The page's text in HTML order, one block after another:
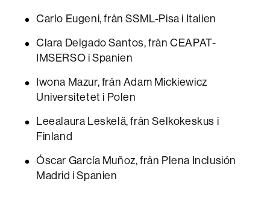
Carlo Eugeni, från SSML-Pisa i Italien
Clara Delgado Santos, från CEAPAT-
IMSERSO i Spanien
Iwona Mazur, från Adam Mickiewicz
Universitetet i Polen
Leealaura Leskelä, från Selkokeskus i
Finland
Óscar García Muñoz, från Plena Inclusión
Madrid i Spanien